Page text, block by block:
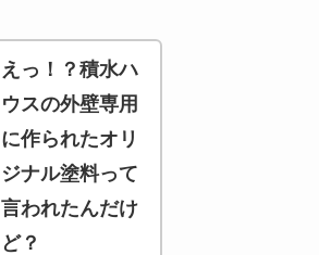
えっ！？積水ハ
ウスの外壁専用
に作られたオリ
ジナル塗料って
言われたんだけ
ど？